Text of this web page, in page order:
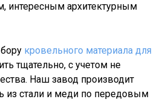
интересным архитектурным
кровельного материала для
тщательно, с учетом не
Наш завод производит
из стали и меди по передовым